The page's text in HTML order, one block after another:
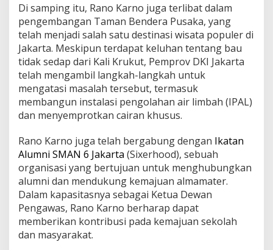
Di samping itu, Rano Karno juga terlibat dalam
pengembangan Taman Bendera Pusaka, yang
telah menjadi salah satu destinasi wisata populer di
Jakarta. Meskipun terdapat keluhan tentang bau
tidak sedap dari Kali Krukut, Pemprov DKI Jakarta
telah mengambil langkah-langkah untuk
mengatasi masalah tersebut, termasuk
membangun instalasi pengolahan air limbah (IPAL)
dan menyemprotkan cairan khusus.
Rano Karno juga telah bergabung dengan Ikatan
Alumni SMAN 6 Jakarta (Sixerhood), sebuah
organisasi yang bertujuan untuk menghubungkan
alumni dan mendukung kemajuan almamater.
Dalam kapasitasnya sebagai Ketua Dewan
Pengawas, Rano Karno berharap dapat
memberikan kontribusi pada kemajuan sekolah
dan masyarakat.